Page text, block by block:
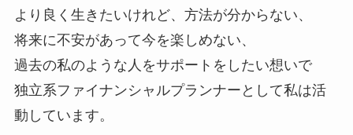
より良く生きたいけれど、方法が分からない、
将来に不安があって今を楽しめない、
過去の私のような人をサポートをしたい想いで
独立系ファイナンシャルプランナーとして私は活
動しています。